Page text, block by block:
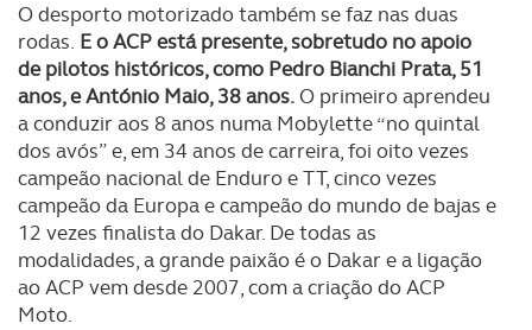
O desporto motorizado também se faz nas duas
rodas. E o ACP está presente, sobretudo no apoio
de pilotos históricos, como Pedro Bianchi Prata, 51
anos, e António Maio, 38 anos.O primeiro aprendeu
a conduzir aos 8 anos numa Mobylette “no quintal
dos avós” e, em 34 anos de carreira, foi oito vezes
campeão nacional de Enduro e TT, cinco vezes
campeão da Europa e campeão do mundo de bajas e
12 vezes finalista do Dakar. De todas as
modalidades, a grande paixão é o Dakar e a ligação
ao ACP vem desde 2007, com a criação do ACP
Moto.